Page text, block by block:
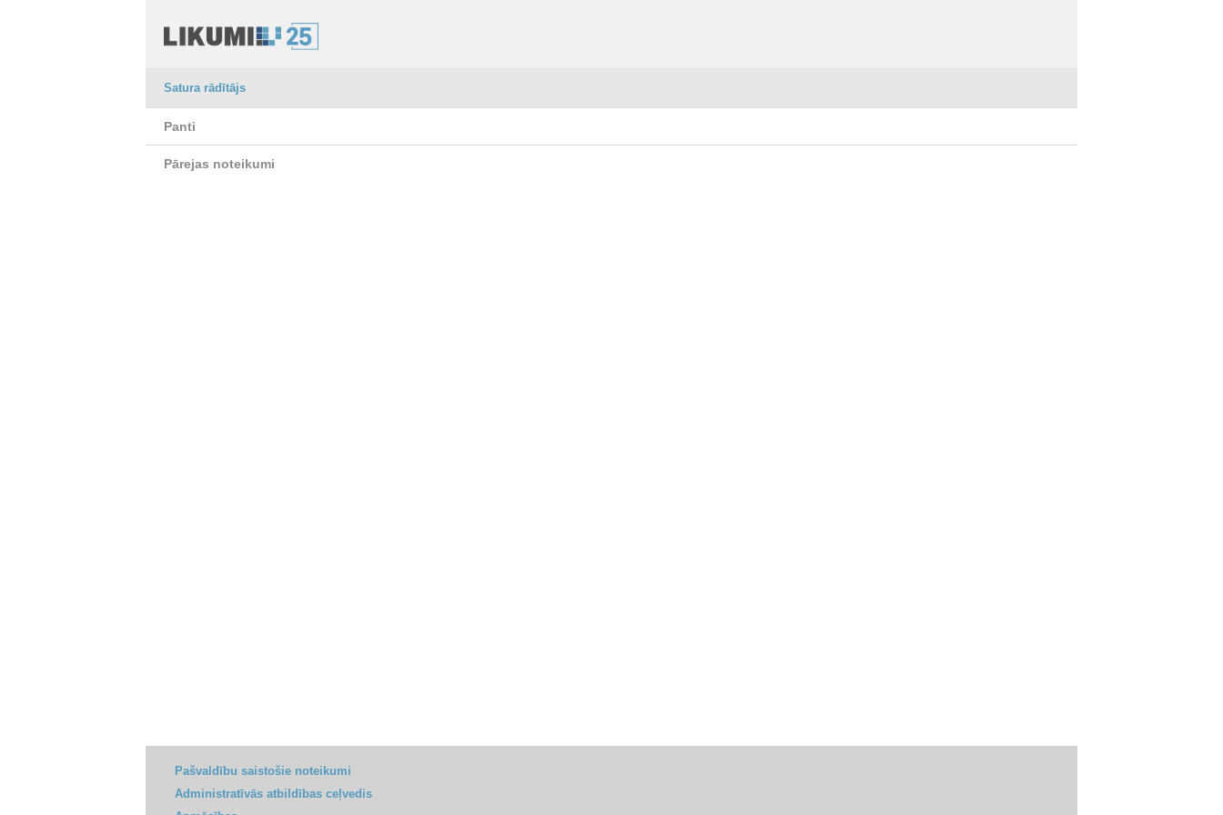
Satura rādītājs
Panti
Pārejas noteikumi
Pašvaldību saistošie noteikumi
Administratīvās atbildības ceļvedis